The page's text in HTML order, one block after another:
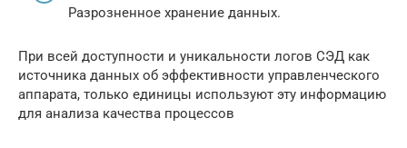
Разрозненное хранение данных.
При всей доступности и уникальности логов СЭД как
источника данных об эффективности управленческого
аппарата, только единицы используют эту информацию
для анализа качества процессов